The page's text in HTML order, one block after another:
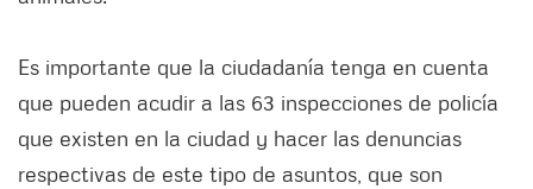
Es importante que la ciudadanía tenga en cuenta
que pueden acudir a las 63 inspecciones de policía
que existen en la ciudad y hacer las denuncias
respectivas de este tipo de asuntos, que son